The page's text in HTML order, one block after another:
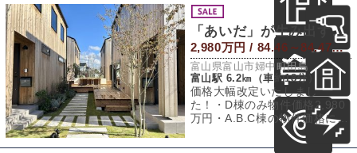
「あいだ」が生み出す新しい暮らし方
2,980万円 / 84.46～84.47㎡（建物） 157.71～157.77㎡（敷地）
富山県富山市婦中町田島
富山駅 6.2㎞（車約18分）
価格大幅改定いたしまし
た！・D棟のみ物件価格2,980
万円・A.B.C棟の物件価格に関
しては一度お問い合わせくだ
さい。・